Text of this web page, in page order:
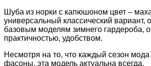
Шуба из норки с капюшоном цвет –
универсальный классический вариант,
базовым моделям зимнего гардероба,
практичностью, удобством.
Несмотря на то, что каждый сезон
фасоны, эта модель актуальна всегда.